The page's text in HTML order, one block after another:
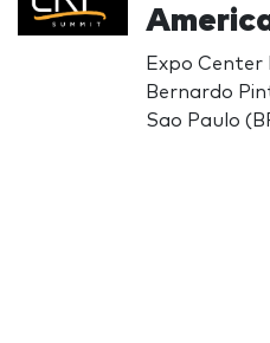
Expo Center
Bernardo
Sao Paulo